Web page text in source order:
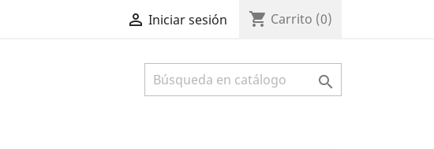
 Iniciar sesión shopping_cart Carrito (0)
